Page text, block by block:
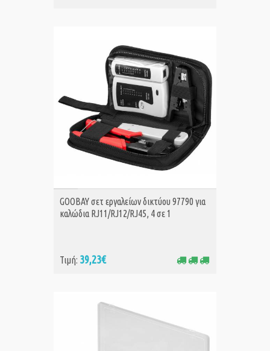
ΑΓΟΡΑ
GOOBAY σετ εργαλείων δικτύου 97790 για
καλώδια RJ11/RJ12/RJ45, 4 σε 1
Τιμή: 39,23€